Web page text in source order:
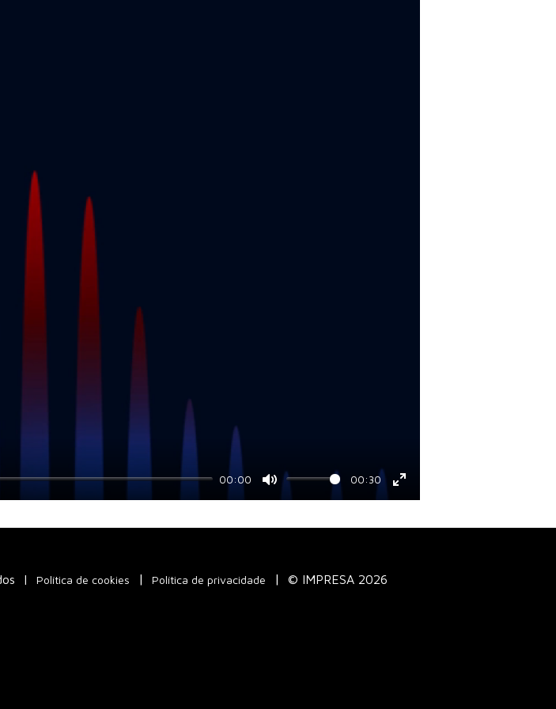
00:00
Mute
00:30
Enter
| Política de cookies Política de privacidade © IMPRESA 2026